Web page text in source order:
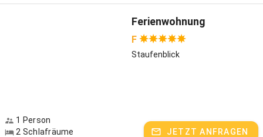
Ferienwohnung
F
Staufenblick
1 Person
2 Schlafräume
JETZT ANFRAGEN